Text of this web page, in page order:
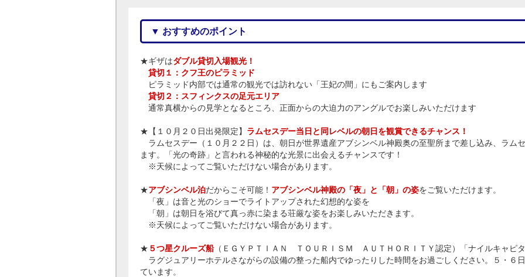
▼ おすすめのポイント
★ギザはダブル貸切入場観光！
貸切１：クフ王のピラミッド
ピラミッド内部では通常の観光では訪れない「王妃の間」にもご案内します
貸切２：スフィンクスの足元エリア
通常真横からの見学となるところ、正面からの大迫力のアングルでお楽しみいただけます
★【１０月２０日出発限定】 ラムセスデー当日と同レベルの朝日を観賞できるチャンス！
ラムセスデー（１０月２２日）は、朝日が世界遺産アブシンベル神殿奥の至聖所まで差し込み、ラム
ます。「光の奇跡」と言われる神秘的な光景に出会えるチャンスです！
※天候によってご覧いただけない場合があります。
★アブシンベル泊だからこそ可能！ アブシンベル神殿の「夜」と「朝」の姿をご覧いただけます。
「夜」は音と光のショーでライトアップされた幻想的な姿を
「朝」は朝日を浴びて真っ赤に染まる荘厳な姿をお楽しみいただきます。
※天候によってご覧いただけない場合があります。
★ ５つ星クルーズ船（ＥＧＹＰＴＩＡＮ ＴＯＵＲＩＳＭ ＡＵＴＨＯＲＩＴＹ認定）「ナイルキャピ
ラグジュアリーホテルさながらの設備の整った船内でゆったりした時間をお過ごしください。５・６
ています。